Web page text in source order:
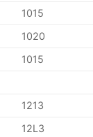
1015
1020
1015
1213
12L3